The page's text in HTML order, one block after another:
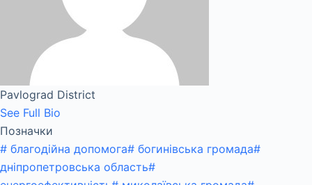
Pavlograd District
See Full Bio
Позначки
# благодійна допомога# богинівська громада#
дніпропетровська область#